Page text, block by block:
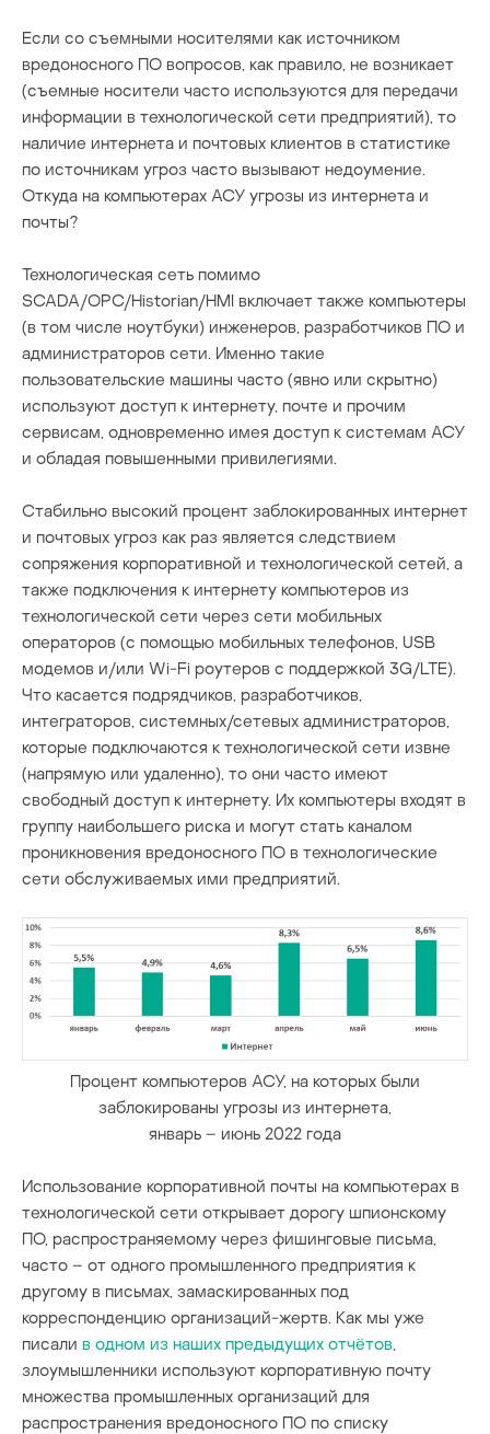
Если со съемными носителями как источником
вредоносного ПО вопросов, как правило, не возникает
(съемные носители часто используются для передачи
информации в технологической сети предприятий), то
наличие интернета и почтовых клиентов в статистике
по источникам угроз часто вызывают недоумение.
Откуда на компьютерах АСУ угрозы из интернета и
почты?
Технологическая сеть помимо
SCADA/OPC/Historian/HMI включает также компьютеры
(в том числе ноутбуки) инженеров, разработчиков ПО и
администраторов сети. Именно такие
пользовательские машины часто (явно или скрытно)
используют доступ к интернету, почте и прочим
сервисам, одновременно имея доступ к системам АСУ
и обладая повышенными привилегиями.
Стабильно высокий процент заблокированных интернет
и почтовых угроз как раз является следствием
сопряжения корпоративной и технологической сетей, а
также подключения к интернету компьютеров из
технологической сети через сети мобильных
операторов (с помощью мобильных телефонов, USB
модемов и/или Wi-Fi роутеров с поддержкой 3G/LTE).
Что касается подрядчиков, разработчиков,
интеграторов, системных/сетевых администраторов,
которые подключаются к технологической сети извне
(напрямую или удаленно), то они часто имеют
свободный доступ к интернету. Их компьютеры входят в
группу наибольшего риска и могут стать каналом
проникновения вредоносного ПО в технологические
сети обслуживаемых ими предприятий.
Процент компьютеров АСУ, на которых были
заблокированы угрозы из интернета,
январь – июнь 2022 года
Использование корпоративной почты на компьютерах в
технологической сети открывает дорогу шпионскому
ПО, распространяемому через фишинговые письма,
часто – от одного промышленного предприятия к
другому в письмах, замаскированных под
корреспонденцию организаций-жертв. Как мы уже
писали в одном из наших предыдущих отчётов
злоумышленники используют корпоративную почту
множества промышленных организаций для
распространения вредоносного ПО по списку